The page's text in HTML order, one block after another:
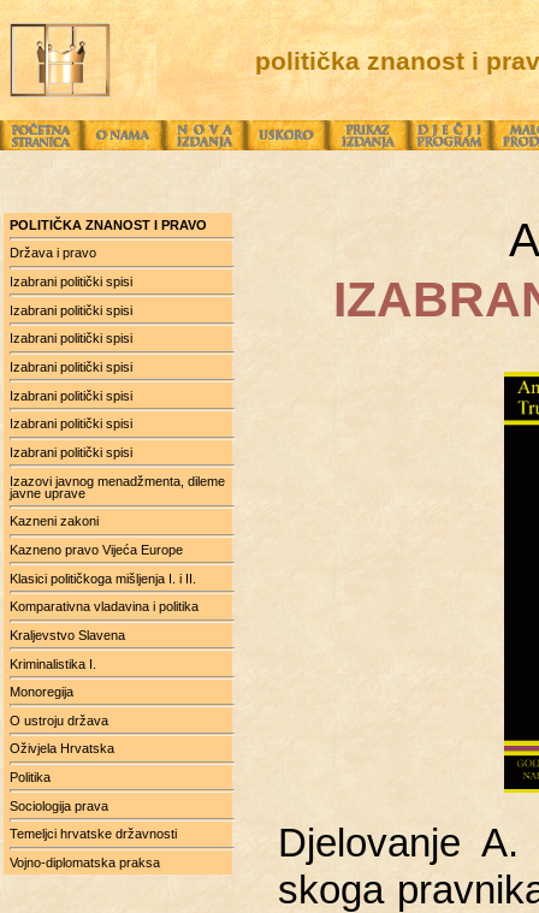
politička znanost i
POLITIČKA ZNANOST I PRAVO
Država i pravo
Izabrani politički spisi
Izabrani politički spisi
Izabrani politički spisi
Izabrani politički spisi
Izabrani politički spisi
Izabrani politički spisi
Izabrani politički spisi
Izazovi javnog menadžmenta, dileme
javne uprave
Kazneni zakoni
Kazneno pravo Vijeća Europe
Klasici političkoga mišljenja I. i II.
Komparativna vladavina i politika
Kraljevstvo Slavena
Kriminalistika I.
Monoregija
O ustroju država
Oživjela Hrvatska
Politika
Sociologija prava
Temeljci hrvatske državnosti
Vojno-diplomatska praksa
Dje­lo­va­nje
sko­ga